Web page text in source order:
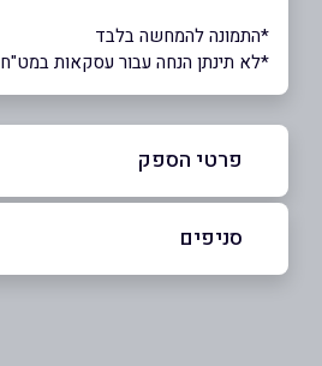
*התמונה להמחשה בלבד
*לא תינתן הנחה עבור עסקאות במט"ח
פרטי הספק
סניפים